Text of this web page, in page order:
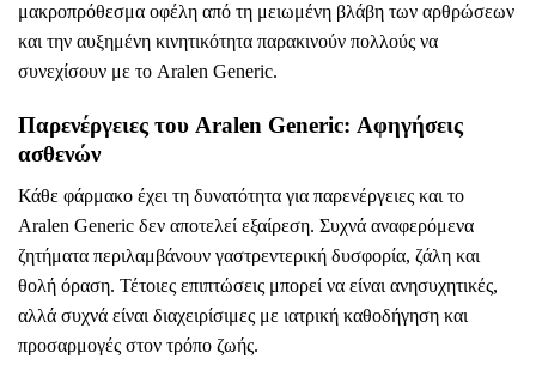
μακροπρόθεσμα οφέλη από τη μειωμένη βλάβη των αρθρώσεων
και την αυξημένη κινητικότητα παρακινούν πολλούς να
συνεχίσουν με το Aralen Generic.
Παρενέργειες του Aralen Generic: Αφηγήσεις
ασθενών
Κάθε φάρμακο έχει τη δυνατότητα για παρενέργειες και το
Aralen Generic δεν αποτελεί εξαίρεση. Συχνά αναφερόμενα
ζητήματα περιλαμβάνουν γαστρεντερική δυσφορία, ζάλη και
θολή όραση. Τέτοιες επιπτώσεις μπορεί να είναι ανησυχητικές,
αλλά συχνά είναι διαχειρίσιμες με ιατρική καθοδήγηση και
προσαρμογές στον τρόπο ζωής.